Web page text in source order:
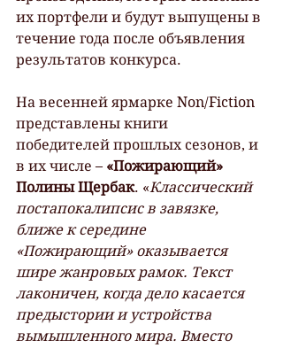
их портфели и будут выпущены в
течение года после объявления
результатов конкурса.
На весенней ярмарке Non/Fiction
представлены книги
победителей прошлых сезонов, и
в их числе – «Пожирающий»
Полины Щербак. «Классический
постапокалипсис в завязке,
ближе к середине
«Пожирающий» оказывается
шире жанровых рамок. Текст
лаконичен, когда дело касается
предыстории и устройства
вымышленного мира. Вместо